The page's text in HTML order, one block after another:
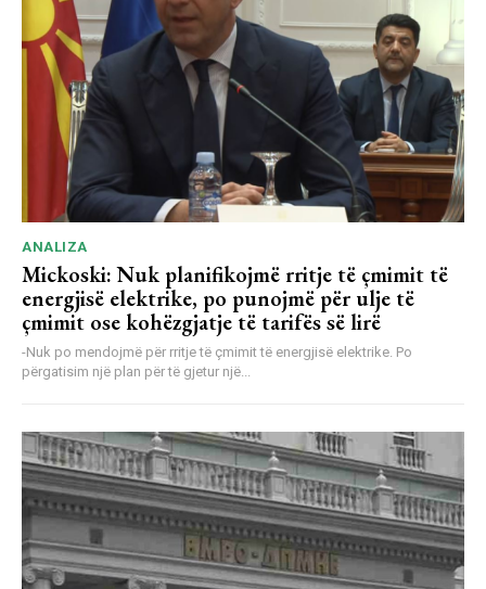
ANALIZA
Mickoski: Nuk planifikojmë rritje të çmimit të
energjisë elektrike, po punojmë për ulje të
çmimit ose kohëzgjatje të tarifës së lirë
-Nuk po mendojmë për rritje të çmimit të energjisë elektrike. Po
përgatisim një plan për të gjetur një...